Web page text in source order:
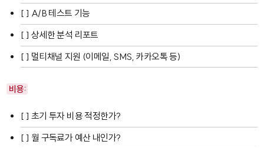
[ ] A/B 테스트 기능
[ ] 상세한 분석 리포트
[ ] 멀티채널 지원 (이메일, SMS, 카카오톡 등)
비용:
[ ] 초기 투자 비용 적정한가?
[ ] 월 구독료가 예산 내인가?